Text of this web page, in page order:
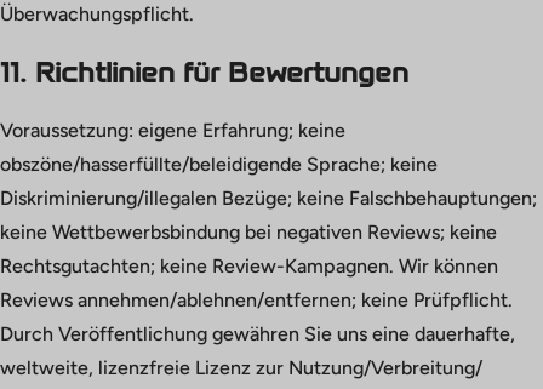
Überwachungspflicht.
11. Richtlinien für Bewertungen
Voraussetzung: eigene Erfahrung; keine
obszöne/hasserfüllte/beleidigende Sprache; keine
Diskriminierung/illegalen Bezüge; keine Falschbehauptungen;
keine Wettbewerbsbindung bei negativen Reviews; keine
Rechtsgutachten; keine Review-Kampagnen. Wir können
Reviews annehmen/ablehnen/entfernen; keine Prüfpflicht.
Durch Veröffentlichung gewähren Sie uns eine dauerhafte,
weltweite, lizenzfreie Lizenz zur Nutzung/Verbreitung/